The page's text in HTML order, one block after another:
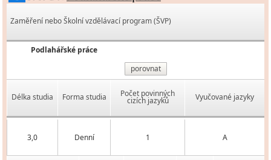
Zaměření nebo Školní vzdělávací program (ŠVP)
Podlahářské práce
porovnat
Délka studia Forma studia Počet povinných
cizích jazyků Vyučované jazyky
3,0 Denní 1 A